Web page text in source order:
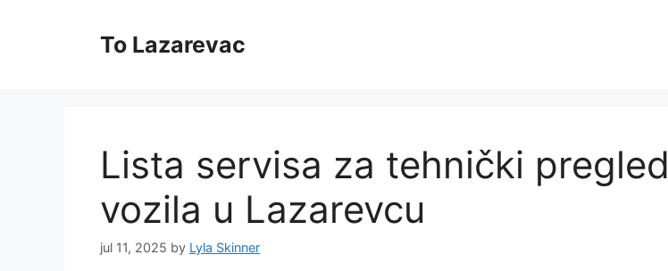
To Lazarevac
Lista servisa za tehnički pregled
vozila u Lazarevcu
jul 11, 2025 by Lyla Skinner